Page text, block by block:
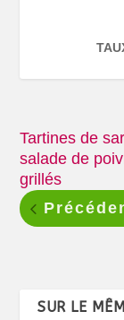
Tartines de
salade de
grillés
SUR LE